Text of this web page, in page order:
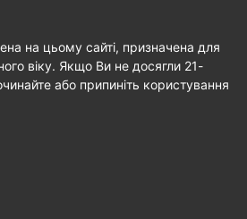
на цьому сайті, призначена для
віку. Якщо Ви не досягли 21-
або припиніть користування